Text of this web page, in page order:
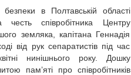
в Полтавській області
співробітника Центру
земляка, капітана Геннадія
від рук сепаратистів під час
нинішнього року. Дошку
пам’яті про співробітників